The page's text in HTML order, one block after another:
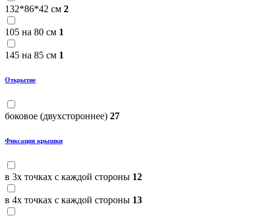
132*86*42 см 2
105 на 80 см 1
145 на 85 см 1
Открытие
боковое (двухстороннее) 27
Фиксация крышки
в 3х точках с каждой стороны 12
в 4х точках с каждой стороны 13